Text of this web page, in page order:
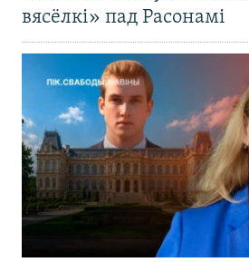
вясёлкі» пад Расонамі